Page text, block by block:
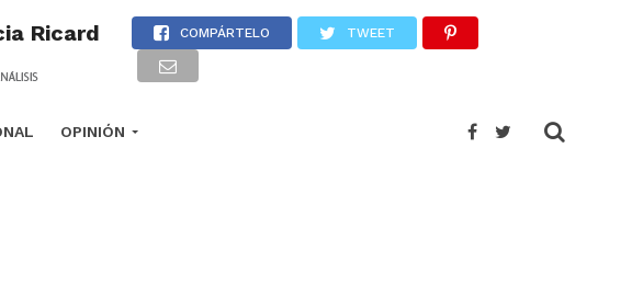
OPINIÓN
Ricardo RossellóCOMPÁRTELO TWEET